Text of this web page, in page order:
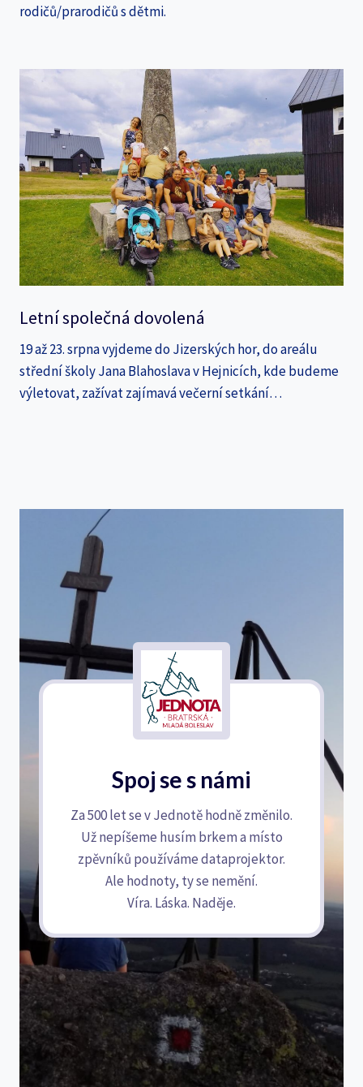
rodičů/prarodičů s dětmi.
Letní společná dovolená
19 až 23. srpna vyjdeme do Jizerských hor, do areálu
střední školy Jana Blahoslava v Hejnicích, kde budeme
výletovat, zažívat zajímavá večerní setkání…
Spoj se s námi
Za 500 let se v Jednotě hodně změnilo.
Už nepíšeme husím brkem a místo
zpěvníků používáme dataprojektor.
Ale hodnoty, ty se nemění.
Víra. Láska. Naděje.